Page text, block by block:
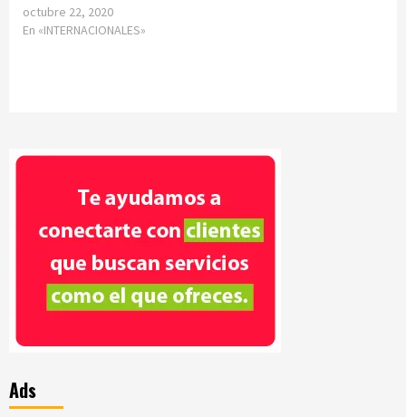
octubre 22, 2020
En «INTERNACIONALES»
Ads